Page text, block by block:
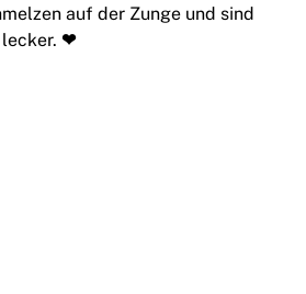
auf der Zunge und sind
❤